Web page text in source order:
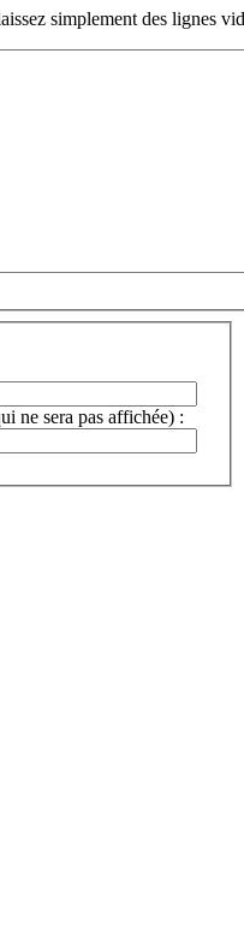
simplement des lignes
ne sera pas affichée) :